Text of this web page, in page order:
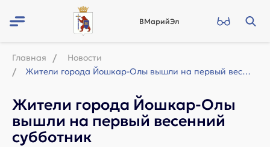
ВМарийЭл
Главная
Новости
Жители города Йошкар-Олы вышли на первый весенний субботник
Жители города Йошкар-Олы
вышли на первый весенний
субботник